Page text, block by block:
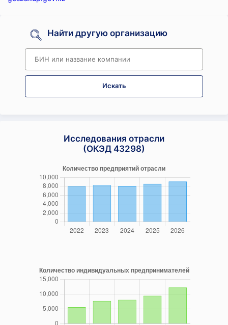
Найти другую организацию
Искать
Исследования отрасли
(ОКЭД 43298)